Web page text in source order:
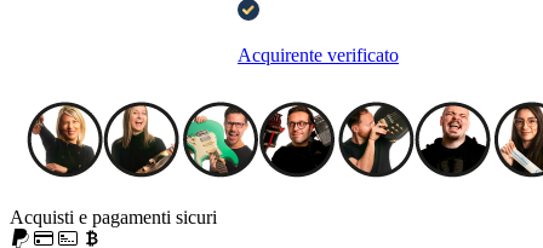
Acquirente verificato
Acquisti e pagamenti sicuri